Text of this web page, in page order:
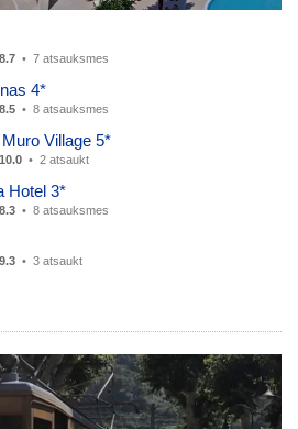
8.7 • 7 atsauksmes
4*
8.5 • 8 atsauksmes
Village 5*
10.0 • 2 atsaukt
Hotel 3*
8.3 • 8 atsauksmes
9.3 • 3 atsaukt